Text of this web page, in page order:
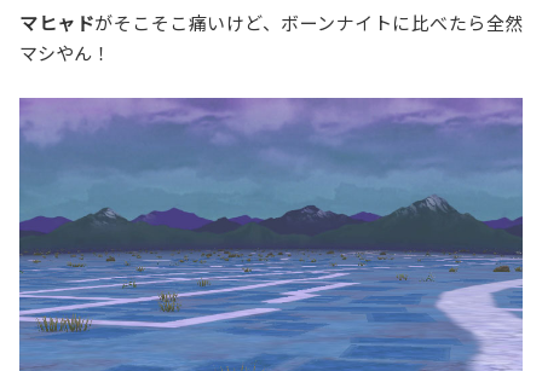
マヒャドがそこそこ痛いけど、ボーンナイトに比べたら全然
マシやん！